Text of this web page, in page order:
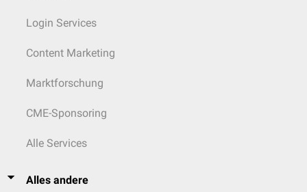
Login Services
Content Marketing
Marktforschung
CME-Sponsoring
Alle Services
Alles andere